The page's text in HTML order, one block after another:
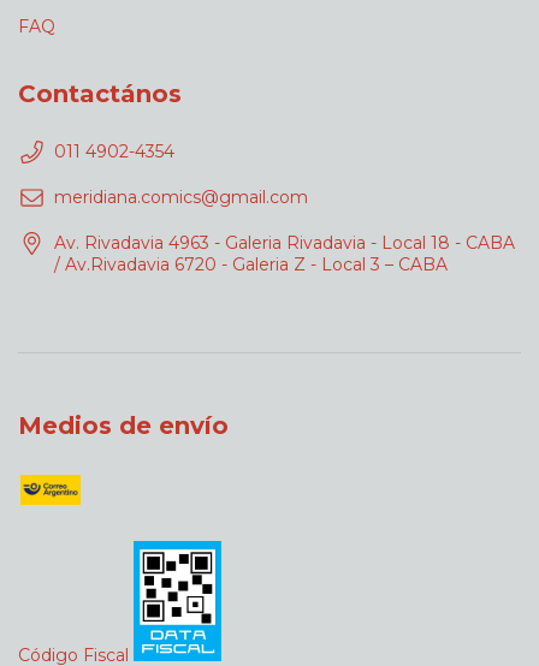
FAQ
Contactános
011 4902-4354
meridiana.comics@gmail.com
Av. Rivadavia 4963 - Galeria Rivadavia - Local 18 - CABA
/ Av.Rivadavia 6720 - Galeria Z - Local 3 – CABA
Medios de envío
Código Fiscal